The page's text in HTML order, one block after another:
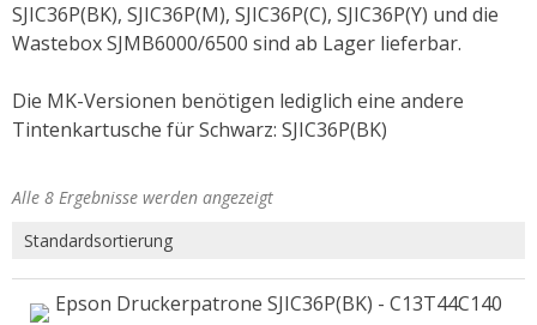
Etiketten für Epson C7500 / C8000
Etiketten für Epson C831
Epson Tintenpatronen & Zubehör
Tinte für Epson C4000
Tinte für Epson C6000 / C6500
Tinte für Epson C7500 / G
SJIC36P(BK), SJIC36P(M), SJIC36P(C), SJIC36P(Y) und die
Wastebox SJMB6000/6500 sind ab Lager lieferbar.
Die MK-Versionen benötigen lediglich eine andere
Tintenkartusche für Schwarz: SJIC36P(BK)
Alle 8 Ergebnisse werden angezeigt